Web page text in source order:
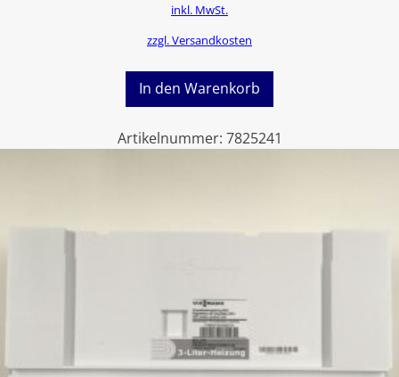
inkl. MwSt.
zzgl. Versandkosten
In den Warenkorb
Artikelnummer: 7825241